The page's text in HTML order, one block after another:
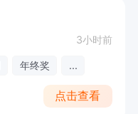
3小时前
年终奖 ...
点击查看